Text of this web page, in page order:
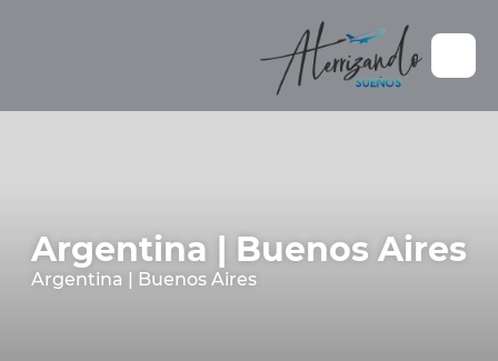
Argentina | Buenos Aires
Argentina | Buenos Aires